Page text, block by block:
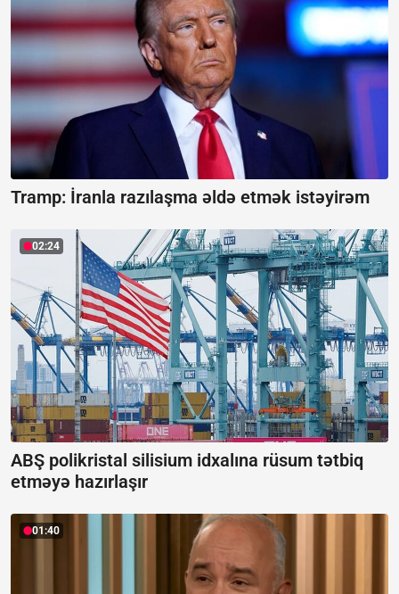
Tramp: İranla razılaşma əldə etmək istəyirəm
02:24
ABŞ polikristal silisium idxalına rüsum tətbiq
etməyə hazırlaşır
01:40